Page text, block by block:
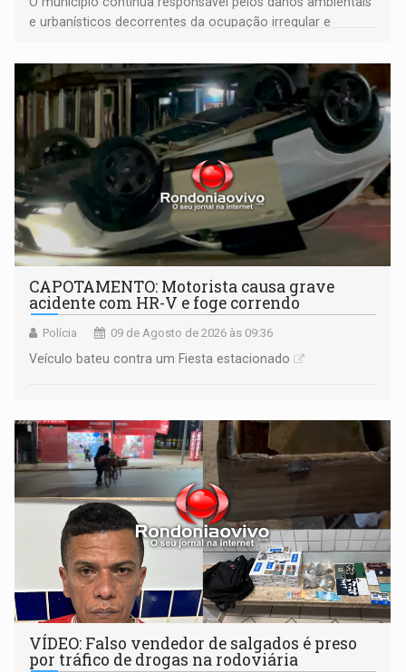
e urbanísticos decorrentes da ocupação irregular e
CAPOTAMENTO: Motorista causa grave
acidente com HR-V e foge correndo
Polícia 09 de Agosto de 2026 às 09:36
Veículo bateu contra um Fiesta estacionado
VÍDEO: Falso vendedor de salgados é preso
por tráfico de drogas na rodoviária